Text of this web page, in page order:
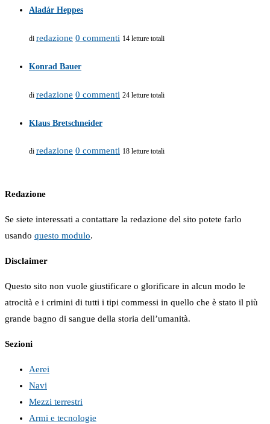
Aladár Heppes
di redazione 0 commenti 14 letture totali
Konrad Bauer
di redazione 0 commenti 24 letture totali
Klaus Bretschneider
di redazione 0 commenti 18 letture totali
Redazione
Se siete interessati a contattare la redazione del sito potete farlo
usando questo modulo.
Disclaimer
Questo sito non vuole giustificare o glorificare in alcun modo le
atrocità e i crimini di tutti i tipi commessi in quello che è stato il più
grande bagno di sangue della storia dell’umanità.
Sezioni
Aerei
Navi
Mezzi terrestri
Armi e tecnologie